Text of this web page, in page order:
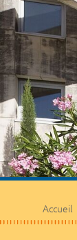
Accueil